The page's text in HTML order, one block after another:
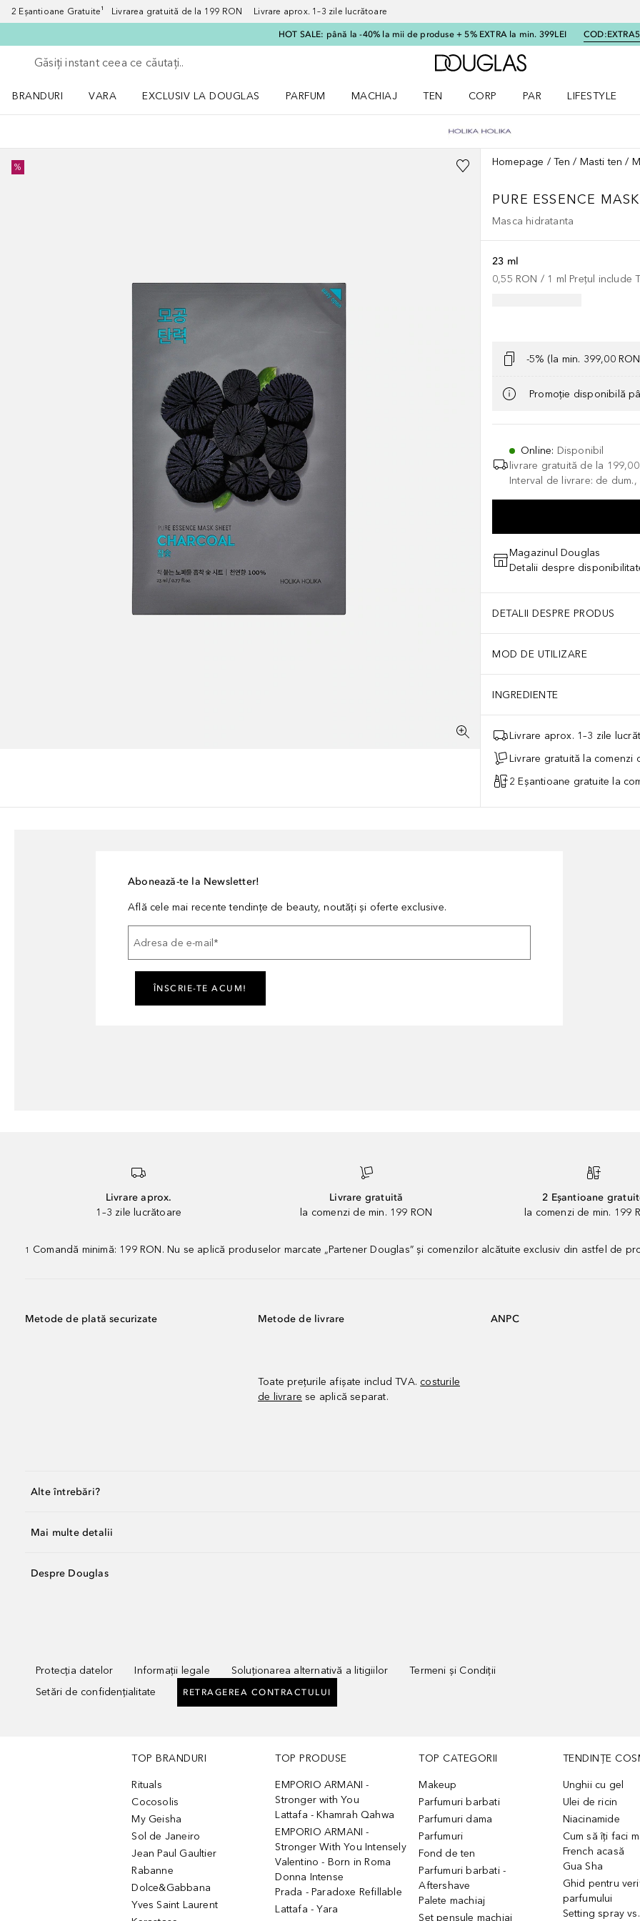
2 Eșantioane Gratuite¹ Livrarea gratuită de la 199 RON Livrare aprox. 1–3 zile lucrătoare
HOT SALE: până la -40% la mii de produse + 5% EXTRA la min. 399LEI COD:
Înapoi
Executați căutarea
Către pagina principală
BRANDURI
VARA
EXCLUSIV LA DOUGLAS
PARFUM
MACHIAJ
TEN
CORP
PAR
LIFESTYLE
% Homepage Ten Masti ten
PURE ESSENCE
Masca hidratanta
23 ml
0,55 RON / 1 ml Prețul include
-5% (la min. 399,00
Promoție disponibilă
Online: Disponibil
livrare gratuită de la
Interval de livrare: de
Magazinul Douglas
Detalii despre
DETALII DESPRE PRODUS
MOD DE UTILIZARE
INGREDIENTE
Livrare aprox. 1–3 zile
Livrare gratuită la comenzi
2 Eșantioane gratuite la
Abonează-te la Newsletter!
Află cele mai recente tendințe de beauty, noutăți și oferte exclusive.
Adresa de e-mail *
ÎNSCRIE-TE ACUM!
Livrare aprox.
1–3 zile lucrătoare
Livrare gratuită
la comenzi de min. 199 RON
2 Eșantioane
la comenzi de min. 199
1 Comandă minimă: 199 RON. Nu se aplică produselor marcate „Partener Douglas” și comenzilor alcătuite exclusiv din astfel de
Metode de plată securizate Metode de livrare
Toate prețurile afișate includ TVA. costurile
de livrare se aplică separat.
ANPC
Alte întrebări?
Mai multe detalii
Despre Douglas
Protecția datelor Informații legale Soluționarea alternativă a litigiilor
Termeni și Condiții
Setări de confidențialitate
RETRAGEREA CONTRACTULUI
TOP BRANDURI
Rituals
Cocosolis
My Geisha
Sol de Janeiro
Jean Paul Gaultier
Rabanne
Dolce&Gabbana
Yves Saint Laurent
TOP PRODUSE
EMPORIO ARMANI -
Stronger with You
Lattafa - Khamrah Qahwa
EMPORIO ARMANI -
Stronger With You Intensely
Valentino - Born in Roma
Donna Intense
Prada - Paradoxe Refillable
Lattafa - Yara
TOP CATEGORII
Makeup
Parfumuri barbati
Parfumuri dama
Parfumuri
Fond de ten
Parfumuri barbati -
Aftershave
Palete machiaj
Set pensule machiaj
TENDINȚE
Unghii cu gel
Ulei de ricin
Niacinamide
Cum să îți faci
French acasă
Gua Sha
Ghid pentru
parfumului
Setting spray